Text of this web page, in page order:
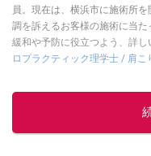
員。現在は、横浜市に施術所
調を訴えるお客様の施術に当
緩和や予防に役立つよう、詳し
ロプラクティック理学士 / 肩こ